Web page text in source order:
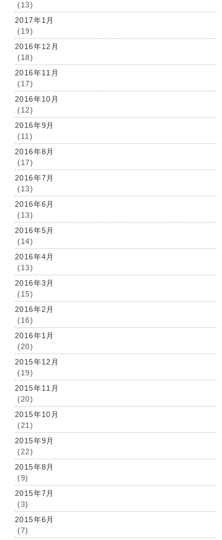
(13)
2017年1月
(19)
2016年12月
(18)
2016年11月
(17)
2016年10月
(12)
2016年9月
(11)
2016年8月
(17)
2016年7月
(13)
2016年6月
(13)
2016年5月
(14)
2016年4月
(13)
2016年3月
(15)
2016年2月
(16)
2016年1月
(20)
2015年12月
(19)
2015年11月
(20)
2015年10月
(21)
2015年9月
(22)
2015年8月
(9)
2015年7月
(3)
2015年6月
(7)